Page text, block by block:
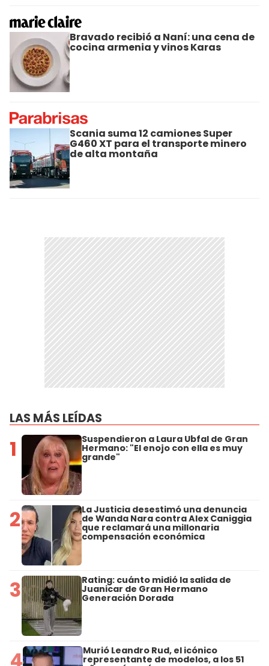
Bravado recibió a Naní: una cena de
cocina armenia y vinos Karas
Scania suma 12 camiones Super
G460 XT para el transporte minero
de alta montaña
LAS MÁS LEÍDAS
1 Suspendieron a Laura Ubfal de Gran
Hermano: "El enojo con ella es muy
grande"
2 La Justicia desestimó una denuncia
de Wanda Nara contra Alex Caniggia
que reclamará una millonaria
compensación económica
3 Rating: cuánto midió la salida de
Juanicar de Gran Hermano
Generación Dorada
4 Murió Leandro Rud, el icónico
representante de modelos, a los 51